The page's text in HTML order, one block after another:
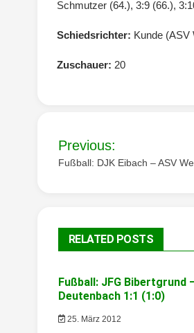
Schmutzer (64.), 3:9 (66.),
Schiedsrichter: Kunde (ASV
Zuschauer: 20
Previous:
Fußball: DJK Eibach – ASV
RELATED POSTS
Fußball: JFG Bibertgrund
Deutenbach 1:1 (1:0)
25. März 2012